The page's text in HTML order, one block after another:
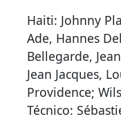
Haiti: Johnny
Ade, Hannes
Bellegarde,
Jean Jacques,
Providence;
Técnico: